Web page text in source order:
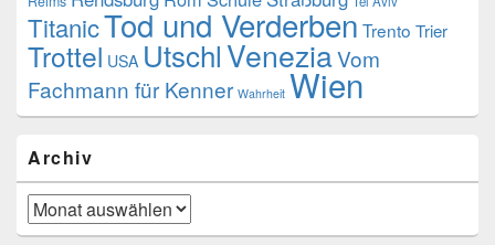
TitanicTod und Verderben Trento Trier
Trottel USA UtschlVeneziaVom
Fachmann für Kenner Wahrheit Wien
Archiv
Archiv